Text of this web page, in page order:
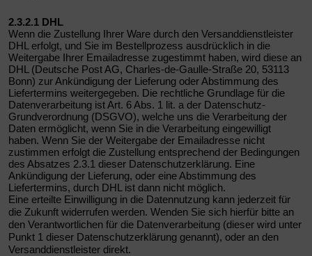
2.3.2.1 DHL
Wenn die Zustellung Ihrer Ware durch den Versanddienstleister
DHL erfolgt, und Sie im Bestellprozess ausdrücklich in die
Weitergabe Ihrer Emailadresse zugestimmt haben, wird diese an
DHL (Deutsche Post AG, Charles-de-Gaulle-Straße 20, 53113
Bonn) zur Ankündigung der Lieferung oder Abstimmung des
Liefertermins weitergegeben. Die rechtliche Grundlage für die
Datenverarbeitung ist Art. 6 Abs. 1 lit. a der Datenschutz-
Grundverordnung (DSGVO), welche uns die Verarbeitung der
Daten ermöglicht, wenn Sie in die Verarbeitung eingewilligt
haben. Wenn Sie der Weitergabe der Emailadresse nicht
zustimmen erfolgt die Zustellung entsprechend der Bedingungen
des Absatzes 2.3.1 dieser Datenschutzerklärung. Eine
Ankündigung der Lieferung, oder eine Abstimmung des
Liefertermins, durch DHL ist dann nicht möglich.
Eine erteilte Einwilligung in die Datennutzung kann jederzeit für
die Zukunft widerrufen werden. Wenden Sie sich hierfür bitte an
den Verantwortlichen für die Datenverarbeitung (dieser wird unter
Punkt 1 dieser Datenschutzerklärung genannt), oder an den
Versanddienstleister direkt.